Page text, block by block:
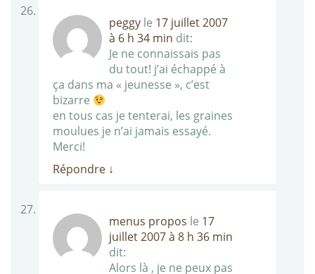
peggy le 17 juillet 2007
à 6 h 34 min dit:
Je ne connaissais pas
du tout! j’ai échappé à
ça dans ma « jeunesse », c’est
bizarre
en tous cas je tenterai, les graines
moulues je n’ai jamais essayé.
Merci!
Répondre ↓
menus propos le 17
juillet 2007 à 8 h 36 min
dit:
Alors là , je ne peux pas